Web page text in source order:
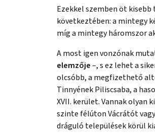
Ezekkel szemben öt
következtében: a mintegy
míg a mintegy háromszor
A most igen vonzónak
elemzője–, s ez lehet a
olcsóbb, a megfizethető
Tinnyének Piliscsaba, a
XVII. kerület. Vannak olyan
szinte félúton Vácrátót
dráguló települések körül